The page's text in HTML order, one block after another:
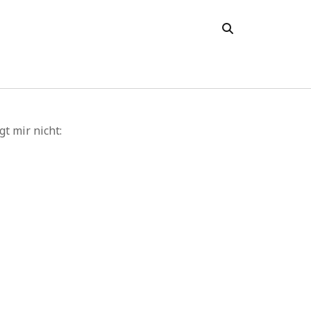
Comments
mir nicht: